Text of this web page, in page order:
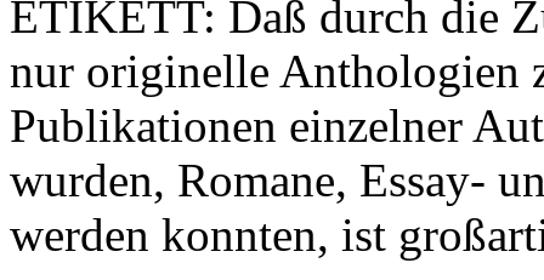
ETIKETT: Daß durch die
nur originelle Anthologien
Publikationen einzelner
wurden, Romane, Essay-
werden konnten, ist